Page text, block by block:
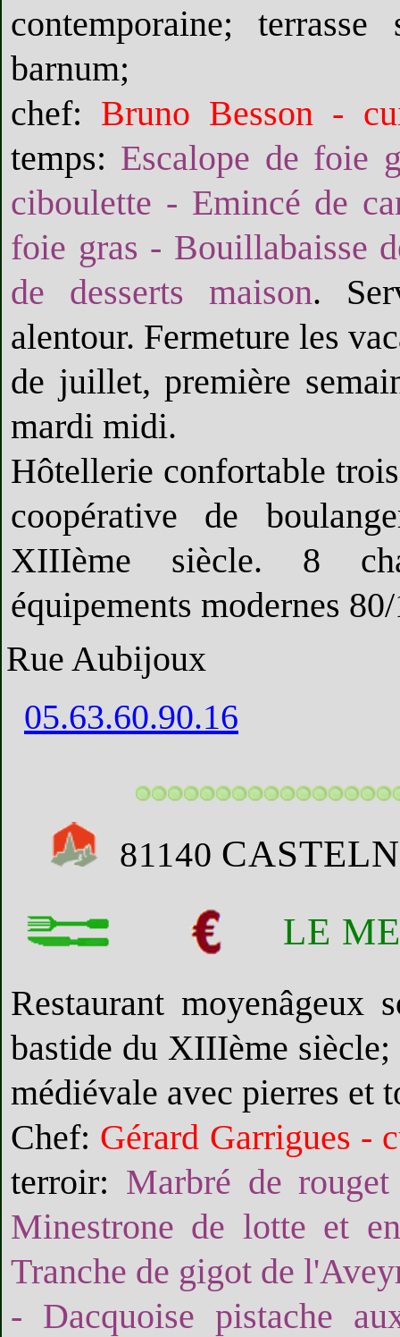
contemporaine;
barnum;
chef: Bruno Besson -
temps: Escalope de foie
ciboulette - Emincé de
foie gras - Bouillabaisse
de desserts maison.
alentour. Fermeture les
de juillet, première
mardi midi.
Hôtellerie confortable
coopérative de
XIIIème siècle. 8
équipements modernes
Rue Aubijoux
05.63.60.90.16
81140
LE
Restaurant moyenâgeux
bastide du XIIIème siècle;
médiévale avec pierres et
Chef: Gérard Garrigues -
terroir: Marbré de
Minestrone de lotte et
Tranche de gigot de
- Dacquoise pistache